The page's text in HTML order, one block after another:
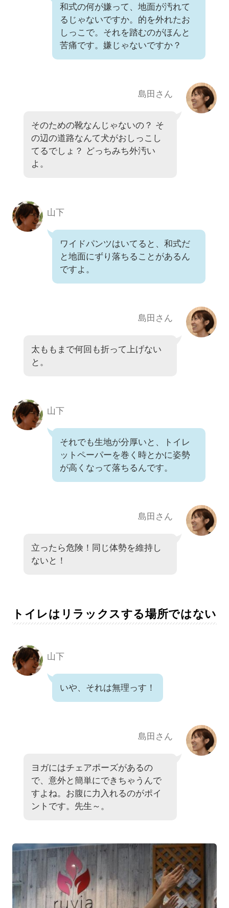
和式の何が嫌って、地面が汚れて
るじゃないですか。的を外れたお
しっこで。それを踏むのがほんと
苦痛です。嫌じゃないですか？
島田さん
そのための靴なんじゃないの？ そ
の辺の道路なんて犬がおしっこし
てるでしょ？ どっちみち外汚い
よ。
山下
ワイドパンツはいてると、和式だ
と地面にずり落ちることがあるん
ですよ。
島田さん
太ももまで何回も折って上げない
と。
山下
それでも生地が分厚いと、トイレ
ットペーパーを巻く時とかに姿勢
が高くなって落ちるんです。
島田さん
立ったら危険！同じ体勢を維持し
ないと！
トイレはリラックスする場所ではない
山下
いや、それは無理っす！
島田さん
ヨガにはチェアポーズがあるの
で、意外と簡単にできちゃうんで
すよね。お腹に力入れるのがポイ
ントです。先生～。